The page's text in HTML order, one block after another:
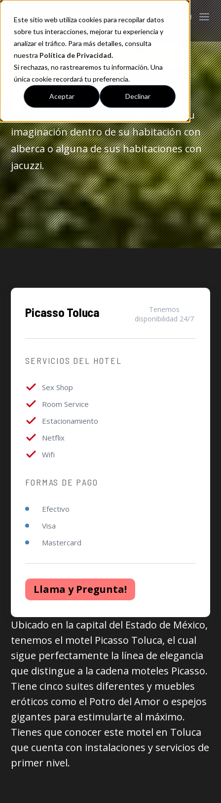
Este sitio web utiliza cookies para recopilar datos
sobre tus interacciones, mejorar tu experiencia y
analizar el tráfico. Para más detalles, consulta
nuestra Política de Privacidad.
Si rechazas, no rastrearemos tu información. Una
única cookie recordará tu preferencia.
Aceptar Declinar
Motel Picasso Toluca
Espacios ideales para que dejes volar tu
imaginación dentro de su habitación con
alberca o alguna de sus habitaciones con
jacuzzi.
Picasso Toluca
Tenemos
disponibilidad 24/7
SERVICIOS DEL HOTEL
Sex Shop
Room Service
Estacionamiento
Netflix
Wifi
FORMAS DE PAGO
Efectivo
Visa
Mastercard
Llama y Pregunta!
Ubicado en la capital del Estado de México,
tenemos el motel Picasso Toluca, el cual
sigue perfectamente la línea de elegancia
que distingue a la cadena moteles Picasso.
Tiene cinco suites diferentes y muebles
eróticos como el Potro del Amor o espejos
gigantes para estimularte al máximo.
Tienes que conocer este motel en Toluca
que cuenta con instalaciones y servicios de
primer nivel.